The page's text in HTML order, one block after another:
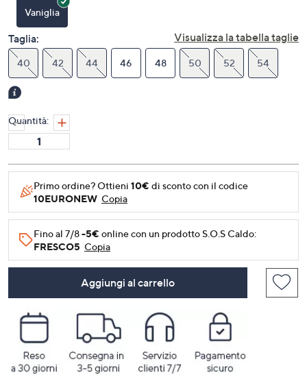
Vaniglia
Taglia: Visualizza la tabella taglie
40 42 44 46 48 50 52 54
Quantità:
Primo ordine? Ottieni 10€ di sconto con il codice
10EURONEW Copia
Fino al 7/8-5€ online con un prodotto S.O.S Caldo:
FRESCO5 Copia
Aggiungi al carrello